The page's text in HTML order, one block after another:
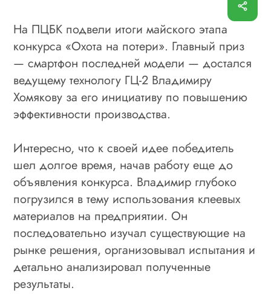
На ПЦБК подвели итоги майского этапа
конкурса «Охота на потери». Главный приз
— смартфон последней модели — достался
ведущему технологу ГЦ-2 Владимиру
Хомякову за его инициативу по повышению
эффективности производства.
Интересно, что к своей идее победитель
шел долгое время, начав работу еще до
объявления конкурса. Владимир глубоко
погрузился в тему использования клеевых
материалов на предприятии. Он
последовательно изучал существующие на
рынке решения, организовывал испытания и
детально анализировал полученные
результаты.